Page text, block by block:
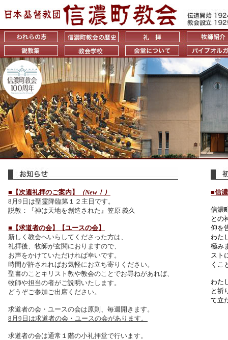
■【次週礼拝のご案内】
（New！）
8月9日は聖霊降臨第１２主日です。
説教：『神は天地を創造された』笠原 義久
■【求道者の会】【ユースの会】
新しく教会へいらしてくださった方は、
礼拝後、牧師が玄関におりますので、
お声をかけていただければ幸いです。
時間が許されればお気軽にお立ち寄りください。
聖書のことキリスト教や教会のことでお尋ねがあれば、
牧師や担当の者がご説明いたします。
どうぞご参加ご出席ください。
求道者の会・ユースの会は原則、毎週開きます。
8月9日は求道者の会・ユースの会があります。
求道者の会は通常１階の小礼拝堂で行います。
■信
信濃
との
仰を
わた
極み
スト
くこ
わた
と祈
て立